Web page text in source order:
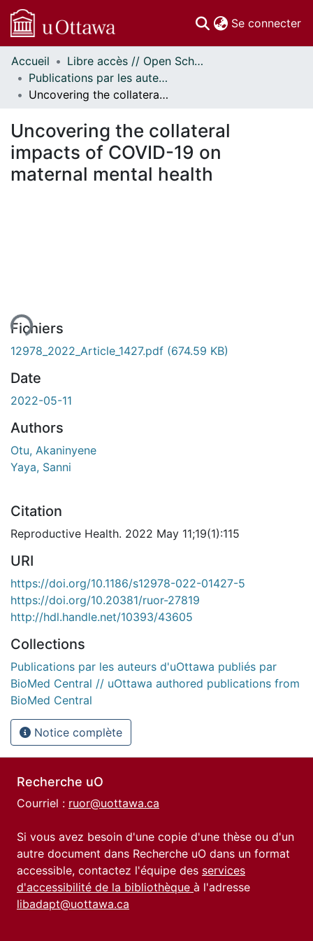
Se connecter
Communautés
et collections
Parcourir
À propos
Accueil
Libre accès // Open Scholarship
Publications par les auteurs d'uOttawa publiés par BioMed Central // uOttawa authored publications from BioMed Central
Uncovering the collateral impacts of COVID-19 on maternal mental health
Uncovering the collateral
impacts of COVID-19 on
maternal mental health
Fichiers
12978_2022_Article_1427.pdf (674.59 KB)
Date
2022-05-11
Authors
Otu, Akaninyene
Yaya, Sanni
Citation
Reproductive Health. 2022 May 11;19(1):115
URI
https://doi.org/10.1186/s12978-022-01427-5
https://doi.org/10.20381/ruor-27819
http://hdl.handle.net/10393/43605
Collections
Publications par les auteurs d'uOttawa publiés par
BioMed Central // uOttawa authored publications from
BioMed Central
Notice complète
Recherche uO
Courriel : ruor@uottawa.ca
Si vous avez besoin d'une copie d'une thèse ou d'un
autre document dans Recherche uO dans un format
accessible, contactez l'équipe des services
d'accessibilité de la bibliothèque à l'adresse
libadapt@uottawa.ca